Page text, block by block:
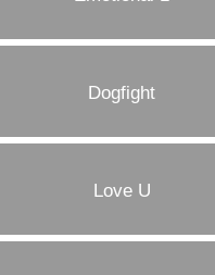
Dogfight
Love U